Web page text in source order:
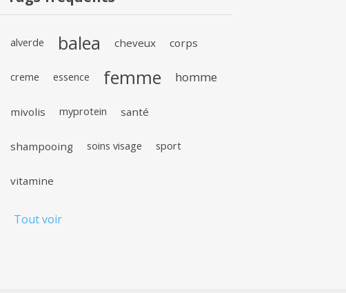
alverde balea cheveux corps
creme essence femme homme
mivolis myprotein santé
shampooing soins visage sport
vitamine
Tout voir